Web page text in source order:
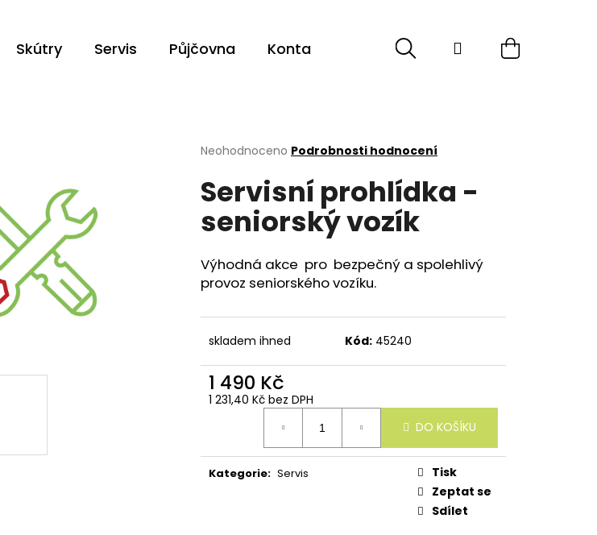
Skútry Servis Půjčovna Kontakt HledatPřihlášeníNákupní
Průměrné
produktu
je
z
hvězdiček.
Neohodnoceno Podrobnosti hodnocení
Servisní prohlídka -
seniorský vozík
Výhodná akce pro bezpečný a spolehlivý
provoz seniorského vozíku.
skladem ihned Kód: 45240
1 490 Kč
1 231,40 Kč bez DPH
DO KOŠÍKU
Kategorie: Servis
Tisk
Zeptat se
Sdílet